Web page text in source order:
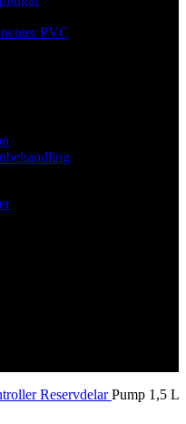
PVC
ReservdelarPump 1,5 L